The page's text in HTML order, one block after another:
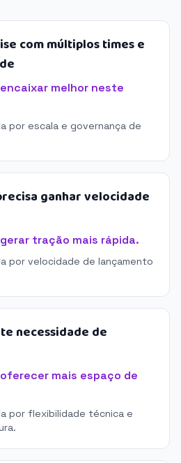
com múltiplos times e
melhor neste
por escala e governança de
ganhar velocidade
tração mais rápida.
por velocidade de lançamento
necessidade de
mais espaço de
por flexibilidade técnica e